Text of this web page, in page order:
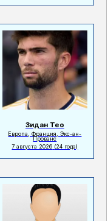
Зидан Тео
Европа, Франция, Экс-ан-
Прованс
7 августа 2026 (24 года)